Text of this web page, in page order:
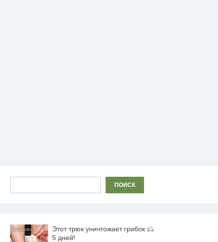
ПОИСК
i
Этот трюк уничтожает грибок за
5 дней!